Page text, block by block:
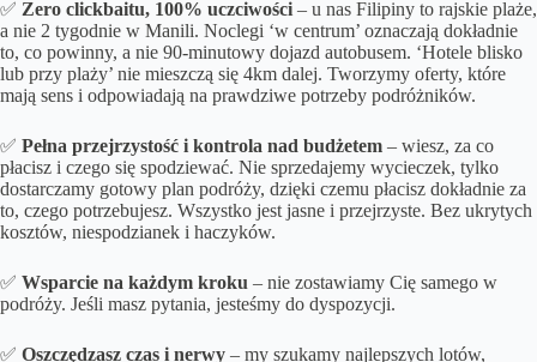
✅ Zero clickbaitu, 100% uczciwości – u nas Filipiny to rajskie plaże,
a nie 2 tygodnie w Manili. Noclegi ‘w centrum’ oznaczają dokładnie
to, co powinny, a nie 90-minutowy dojazd autobusem. ‘Hotele blisko
lub przy plaży’ nie mieszczą się 4km dalej. Tworzymy oferty, które
mają sens i odpowiadają na prawdziwe potrzeby podróżników.
✅ Pełna przejrzystość i kontrola nad budżetem – wiesz, za co
płacisz i czego się spodziewać. Nie sprzedajemy wycieczek, tylko
dostarczamy gotowy plan podróży, dzięki czemu płacisz dokładnie za
to, czego potrzebujesz. Wszystko jest jasne i przejrzyste. Bez ukrytych
kosztów, niespodzianek i haczyków.
✅ Wsparcie na każdym kroku – nie zostawiamy Cię samego w
podróży. Jeśli masz pytania, jesteśmy do dyspozycji.
✅ Oszczędzasz czas i nerwy – my szukamy najlepszych lotów,